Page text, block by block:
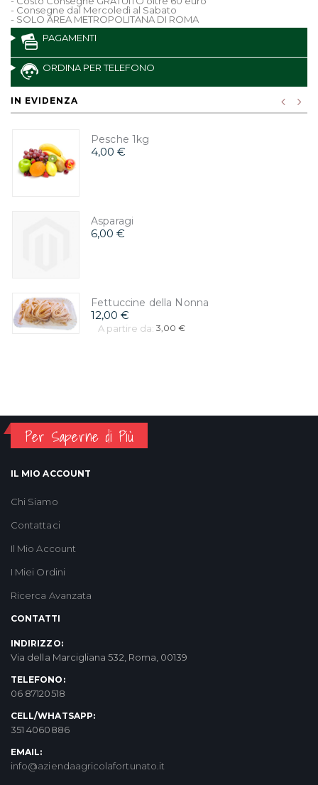
- Consegne dal Mercoledì al Sabato
- SOLO AREA METROPOLITANA DI ROMA
PAGAMENTI
ORDINA PER TELEFONO
IN EVIDENZA
Pesche 1kg
4,00 €
Asparagi
6,00 €
Fettuccine della Nonna
12,00 €
A partire da: 3,00 €
Per Saperne di Più
IL MIO ACCOUNT
Chi Siamo
Contattaci
Il Mio Account
I Miei Ordini
Ricerca Avanzata
CONTATTI
INDIRIZZO:
Via della Marcigliana 532, Roma, 00139
TELEFONO:
06 87120518
CELL/WHATSAPP:
351 4060886
EMAIL:
info@aziendaagricolafortunato.it